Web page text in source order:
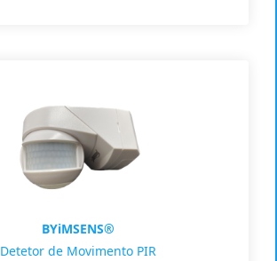
BYiMSENS®
Detetor de Movimento PIR